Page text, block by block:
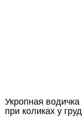
Укропная
при коликах у